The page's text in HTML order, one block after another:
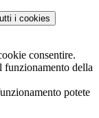
i cookies
consentire.
funzionamento della
potete